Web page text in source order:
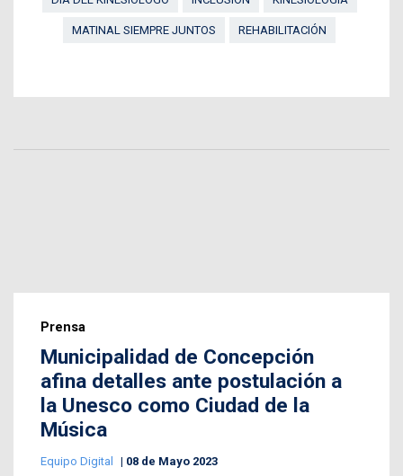
MATINAL SIEMPRE JUNTOS REHABILITACIÓN
Prensa
Municipalidad de Concepción
afina detalles ante postulación a
la Unesco como Ciudad de la
Música
Equipo Digital 08 de Mayo 2023